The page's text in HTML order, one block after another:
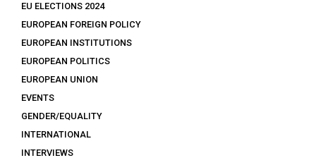
EU ELECTIONS 2024
EUROPEAN FOREIGN POLICY
EUROPEAN INSTITUTIONS
EUROPEAN POLITICS
EUROPEAN UNION
EVENTS
GENDER/EQUALITY
INTERNATIONAL
INTERVIEWS